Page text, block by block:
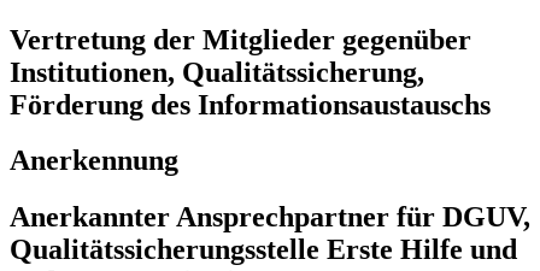
Vertretung der Mitglieder gegenüber
Institutionen, Qualitätssicherung,
Förderung des Informationsaustauschs
Anerkennung
Anerkannter Ansprechpartner für DGUV,
Qualitätssicherungsstelle Erste Hilfe und